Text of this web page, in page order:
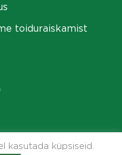
toiduraiskamist
kasutada küpsiseid.